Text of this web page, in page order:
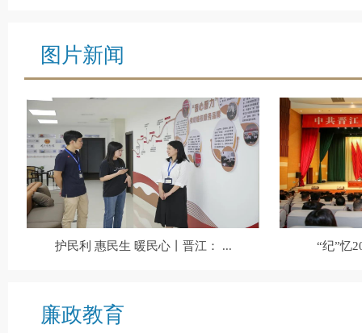
图片新闻
护民利 惠民生 暖民心丨晋江： ... “纪”忆
廉政教育